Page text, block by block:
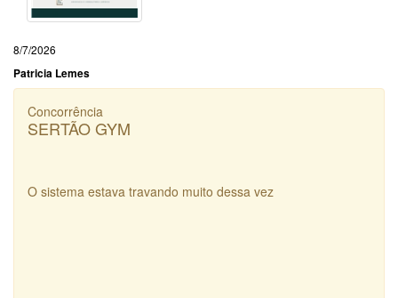
8/7/2026
Patricia Lemes
Concorrência
SERTÃO GYM
O sistema estava travando muito dessa vez